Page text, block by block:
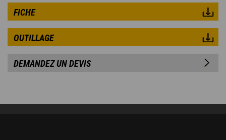
FICHE
OUTILLAGE
DEMANDEZ UN DEVIS